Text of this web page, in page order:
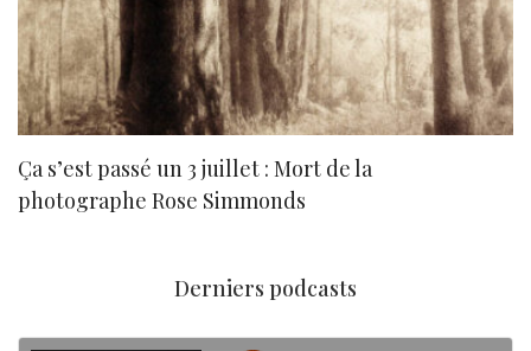
Ça s’est passé un 3 juillet : Mort de la
photographe Rose Simmonds
Derniers podcasts